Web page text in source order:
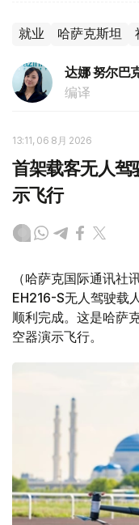
就业 哈萨克斯坦
达娜 努尔巴
编译
13:11, 06 8月 2026
首架载客无人驾
示飞行
（哈萨克国际通讯社
EH216-S无人驾驶载
顺利完成。这是哈萨
空器演示飞行。